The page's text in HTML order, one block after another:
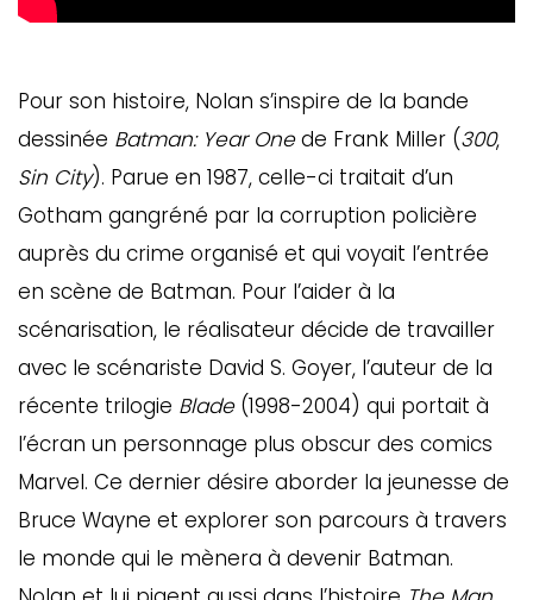
Pour son histoire, Nolan s’inspire de la bande
dessinée Batman: Year Onede Frank Miller (300,
Sin City). Parue en 1987, celle-ci traitait d’un
Gotham gangréné par la corruption policière
auprès du crime organisé et qui voyait l’entrée
en scène de Batman. Pour l’aider à la
scénarisation, le réalisateur décide de travailler
avec le scénariste David S. Goyer, l’auteur de la
récente trilogie Blade(1998-2004) qui portait à
l’écran un personnage plus obscur des comics
Marvel. Ce dernier désire aborder la jeunesse de
Bruce Wayne et explorer son parcours à travers
le monde qui le mènera à devenir Batman.